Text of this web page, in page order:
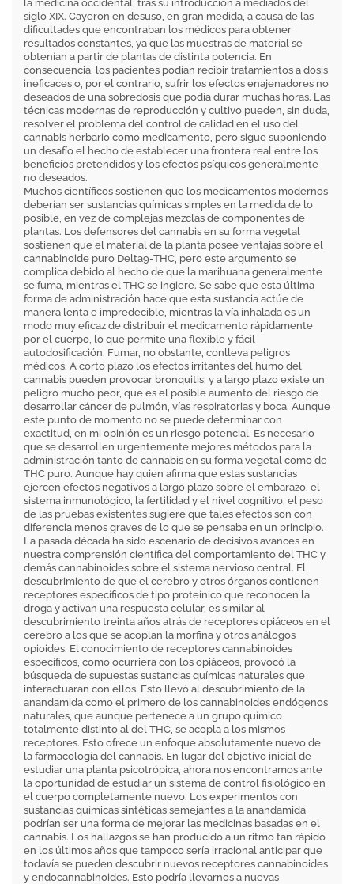
la medicina occidental, tras su introducción a mediados del
siglo XIX. Cayeron en desuso, en gran medida, a causa de las
dificultades que encontraban los médicos para obtener
resultados constantes, ya que las muestras de material se
obtenían a partir de plantas de distinta potencia. En
consecuencia, los pacientes podían recibir tratamientos a dosis
ineficaces o, por el contrario, sufrir los efectos enajenadores no
deseados de una sobredosis que podía durar muchas horas. Las
técnicas modernas de reproducción y cultivo pueden, sin duda,
resolver el problema del control de calidad en el uso del
cannabis herbario como medicamento, pero sigue suponiendo
un desafío el hecho de establecer una frontera real entre los
beneficios pretendidos y los efectos psíquicos generalmente
no deseados.
Muchos científicos sostienen que los medicamentos modernos
deberían ser sustancias químicas simples en la medida de lo
posible, en vez de complejas mezclas de componentes de
plantas. Los defensores del cannabis en su forma vegetal
sostienen que el material de la planta posee ventajas sobre el
cannabinoide puro Delta9-THC, pero este argumento se
complica debido al hecho de que la marihuana generalmente
se fuma, mientras el THC se ingiere. Se sabe que esta última
forma de administración hace que esta sustancia actúe de
manera lenta e impredecible, mientras la vía inhalada es un
modo muy eficaz de distribuir el medicamento rápidamente
por el cuerpo, lo que permite una flexible y fácil
autodosificación. Fumar, no obstante, conlleva peligros
médicos. A corto plazo los efectos irritantes del humo del
cannabis pueden provocar bronquitis, y a largo plazo existe un
peligro mucho peor, que es el posible aumento del riesgo de
desarrollar cáncer de pulmón, vías respiratorias y boca. Aunque
este punto de momento no se puede determinar con
exactitud, en mi opinión es un riesgo potencial. Es necesario
que se desarrollen urgentemente mejores métodos para la
administración tanto de cannabis en su forma vegetal como de
THC puro. Aunque hay quien afirma que estas sustancias
ejercen efectos negativos a largo plazo sobre el embarazo, el
sistema inmunológico, la fertilidad y el nivel cognitivo, el peso
de las pruebas existentes sugiere que tales efectos son con
diferencia menos graves de lo que se pensaba en un principio.
La pasada década ha sido escenario de decisivos avances en
nuestra comprensión científica del comportamiento del THC y
demás cannabinoides sobre el sistema nervioso central. El
descubrimiento de que el cerebro y otros órganos contienen
receptores específicos de tipo proteínico que reconocen la
droga y activan una respuesta celular, es similar al
descubrimiento treinta años atrás de receptores opiáceos en el
cerebro a los que se acoplan la morfina y otros análogos
opioides. El conocimiento de receptores cannabinoides
específicos, como ocurriera con los opiáceos, provocó la
búsqueda de supuestas sustancias químicas naturales que
interactuaran con ellos. Esto llevó al descubrimiento de la
anandamida como el primero de los cannabinoides endógenos
naturales, que aunque pertenece a un grupo químico
totalmente distinto al del THC, se acopla a los mismos
receptores. Esto ofrece un enfoque absolutamente nuevo de
la farmacología del cannabis. En lugar del objetivo inicial de
estudiar una planta psicotrópica, ahora nos encontramos ante
la oportunidad de estudiar un sistema de control fisiológico en
el cuerpo completamente nuevo. Los experimentos con
sustancias químicas sintéticas semejantes a la anandamida
podrían ser una forma de mejorar las medicinas basadas en el
cannabis. Los hallazgos se han producido a un ritmo tan rápido
en los últimos años que tampoco sería irracional anticipar que
todavía se pueden descubrir nuevos receptores cannabinoides
y endocannabinoides. Esto podría llevarnos a nuevas